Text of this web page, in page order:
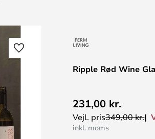
Ripple Rød Wine
231,00 kr.
Vejl. pris349,00 kr.
inkl. moms